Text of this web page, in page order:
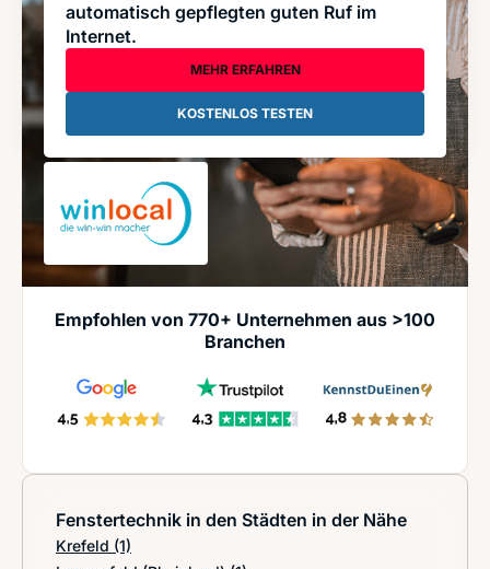
automatisch gepflegten guten Ruf im
Internet.
MEHR ERFAHREN
KOSTENLOS TESTEN
Empfohlen von 770+ Unternehmen aus >100
Branchen
Fenstertechnik in den Städten in der Nähe
Krefeld (1)